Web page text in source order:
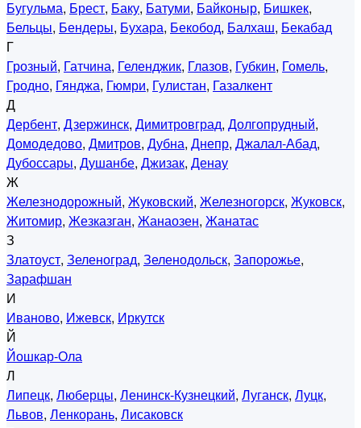
Бугульма, Брест, Баку, Батуми, Байконыр, Бишкек,
Бельцы, Бендеры, Бухара, Бекобод, Балхаш, Бекабад
Г
Грозный, Гатчина, Геленджик, Глазов, Губкин, Гомель,
Гродно, Гянджа, Гюмри, Гулистан, Газалкент
Д
Дербент, Дзержинск, Димитровград, Долгопрудный,
Домодедово, Дмитров, Дубна, Днепр, Джалал-Абад,
Дубоссары, Душанбе, Джизак, Денау
Ж
Железнодорожный, Жуковский, Железногорск, Жуковск,
Житомир, Жезказган, Жанаозен, Жанатас
З
Златоуст, Зеленоград, Зеленодольск, Запорожье,
Зарафшан
И
Иваново, Ижевск, Иркутск
Й
Йошкар-Ола
Л
Липецк, Люберцы, Ленинск-Кузнецкий, Луганск, Луцк,
Львов, Ленкорань, Лисаковск